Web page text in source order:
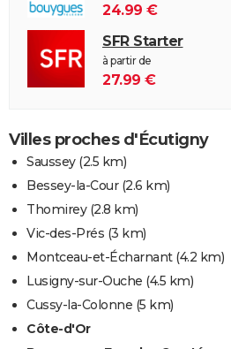
24.99 €
SFR Starter
à partir de
27.99 €
Villes proches d'Écutigny
Saussey(2.5 km)
Bessey-la-Cour(2.6 km)
Thomirey(2.8 km)
Vic-des-Prés (3 km)
Montceau-et-Écharnant(4.2 km)
Lusigny-sur-Ouche (4.5 km)
Cussy-la-Colonne (5 km)
Côte-d'Or